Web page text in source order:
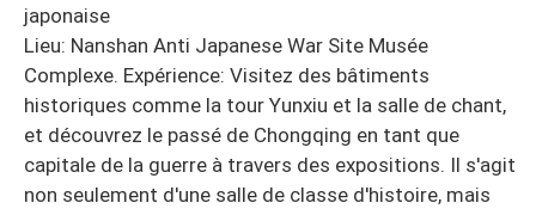
japonaise
Lieu: Nanshan Anti Japanese War Site Musée
Complexe. Expérience: Visitez des bâtiments
historiques comme la tour Yunxiu et la salle de chant,
et découvrez le passé de Chongqing en tant que
capitale de la guerre à travers des expositions. Il s'agit
non seulement d'une salle de classe d'histoire, mais